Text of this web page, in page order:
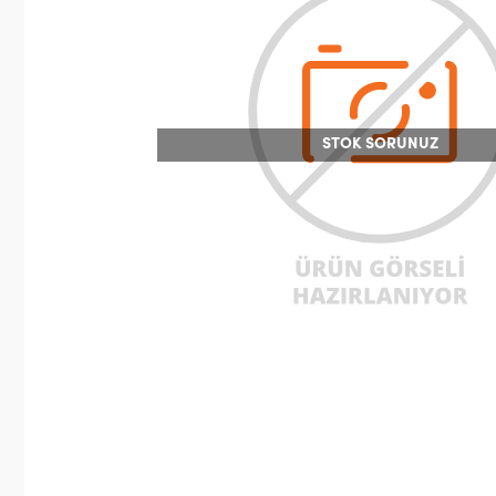
STOK SORUNUZ